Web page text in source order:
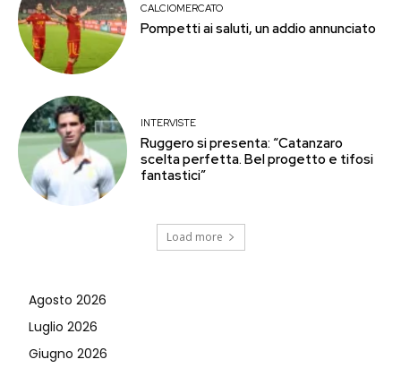
CALCIOMERCATO
Pompetti ai saluti, un addio annunciato
INTERVISTE
Ruggero si presenta: “Catanzaro
scelta perfetta. Bel progetto e tifosi
fantastici”
Load more
Agosto 2026
Luglio 2026
Giugno 2026